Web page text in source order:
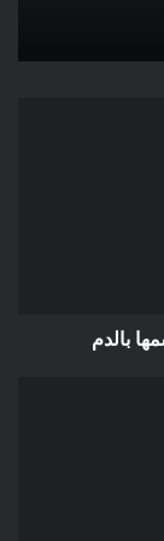
بالدم